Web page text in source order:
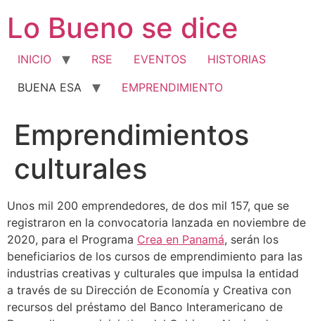
contenido
Lo Bueno se dice
INICIO RSE EVENTOS
HISTORIAS
BUENA ESA
EMPRENDIMIENTO
Emprendimientos
culturales
Unos mil 200 emprendedores, de dos mil 157, que se
registraron en la convocatoria lanzada en noviembre de
2020, para el Programa Crea en Panamá, serán los
beneficiarios de los cursos de emprendimiento para las
industrias creativas y culturales que impulsa la entidad
a través de su Dirección de Economía y Creativa con
recursos del préstamo del Banco Interamericano de